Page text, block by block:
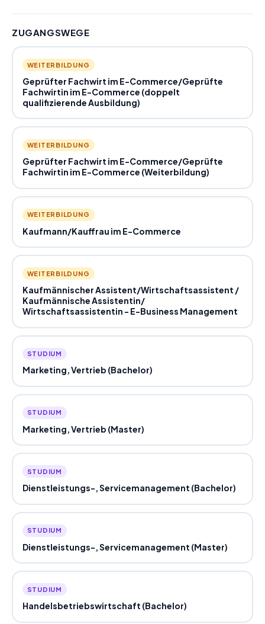
ZUGANGSWEGE
WEITERBILDUNG
Geprüfter Fachwirt im E-Commerce/Geprüfte
Fachwirtin im E-Commerce (doppelt
qualifizierende Ausbildung)
WEITERBILDUNG
Geprüfter Fachwirt im E-Commerce/Geprüfte
Fachwirtin im E-Commerce (Weiterbildung)
WEITERBILDUNG
Kaufmann/Kauffrau im E-Commerce
WEITERBILDUNG
Kaufmännischer Assistent/Wirtschaftsassistent /
Kaufmännische Assistentin/
Wirtschaftsassistentin - E-Business Management
STUDIUM
Marketing, Vertrieb (Bachelor)
STUDIUM
Marketing, Vertrieb (Master)
STUDIUM
Dienstleistungs-, Servicemanagement (Bachelor)
STUDIUM
Dienstleistungs-, Servicemanagement (Master)
STUDIUM
Handelsbetriebswirtschaft (Bachelor)